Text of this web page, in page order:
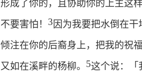
形成了你的，且协助你的上主这
不要害怕！ 3 因为我要把水倒在
倾注在你的后裔身上，把我的祝
又如在溪畔的杨柳。 5这个说：「